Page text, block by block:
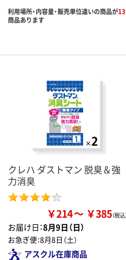
利用場所・内容量・販売単位違いの商品が13
商品あります
クレハ ダストマン 脱臭＆強
力消臭
￥214 ￥385
お届け日：8月9日（日）
お急ぎ便：8月8日（土）
アスクル在庫商品